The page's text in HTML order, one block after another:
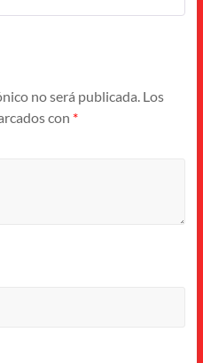
no será publicada. Los
con *